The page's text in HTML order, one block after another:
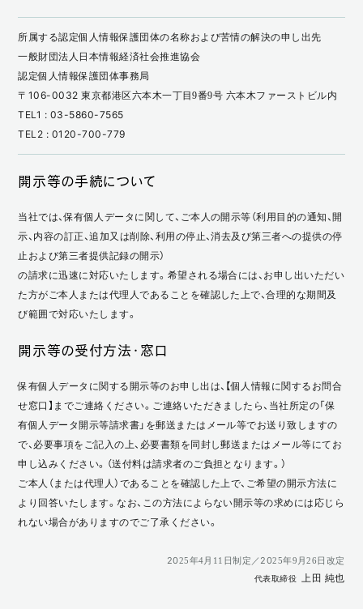
所属する認定個人情報保護団体の名称および苦情の解決の申し出先
一般財団法人日本情報経済社会推進協会
認定個人情報保護団体事務局
〒106-0032 東京都港区六本木一丁目9番9号 六本木ファーストビル内
TEL1 : 03-5860-7565
TEL2 : 0120-700-779
開示等の手続について
当社では、保有個人データに関して、ご本人の開示等（利用目的の通知、開
示、内容の訂正、追加又は削除、利用の停止、消去及び第三者への提供の停
止および第三者提供記録の開示）
の請求に迅速に対応いたします。希望される場合には、お申し出いただい
た方がご本人または代理人であることを確認した上で、合理的な期間及
び範囲で対応いたします。
開示等の受付方法・窓口
保有個人データに関する開示等のお申し出は、【個人情報に関するお問合
せ窓口】までご連絡ください。ご連絡いただきましたら、当社所定の「保
有個人データ開示等請求書」を郵送またはメール等でお送り致しますの
で、必要事項をご記入の上、必要書類を同封し郵送またはメール等にてお
申し込みください。（送付料は請求者のご負担となります。）
ご本人（または代理人）であることを確認した上で、ご希望の開示方法に
より回答いたします。なお、この方法によらない開示等の求めには応じら
れない場合がありますのでご了承ください。
2025年4月11日制定／2025年9月26日改定
代表取締役 上田 純也